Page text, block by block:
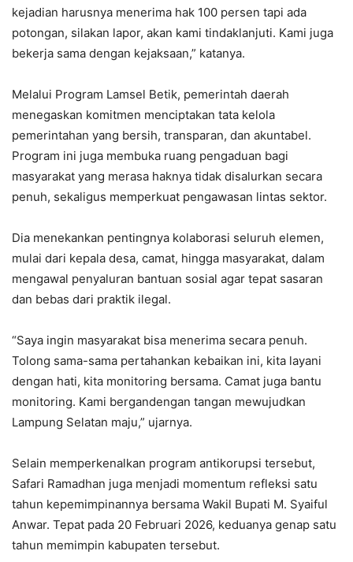
kejadian harusnya menerima hak 100 persen tapi ada
potongan, silakan lapor, akan kami tindaklanjuti. Kami juga
bekerja sama dengan kejaksaan,” katanya.
Melalui Program Lamsel Betik, pemerintah daerah
menegaskan komitmen menciptakan tata kelola
pemerintahan yang bersih, transparan, dan akuntabel.
Program ini juga membuka ruang pengaduan bagi
masyarakat yang merasa haknya tidak disalurkan secara
penuh, sekaligus memperkuat pengawasan lintas sektor.
Dia menekankan pentingnya kolaborasi seluruh elemen,
mulai dari kepala desa, camat, hingga masyarakat, dalam
mengawal penyaluran bantuan sosial agar tepat sasaran
dan bebas dari praktik ilegal.
“Saya ingin masyarakat bisa menerima secara penuh.
Tolong sama-sama pertahankan kebaikan ini, kita layani
dengan hati, kita monitoring bersama. Camat juga bantu
monitoring. Kami bergandengan tangan mewujudkan
Lampung Selatan maju,” ujarnya.
Selain memperkenalkan program antikorupsi tersebut,
Safari Ramadhan juga menjadi momentum refleksi satu
tahun kepemimpinannya bersama Wakil Bupati M. Syaiful
Anwar. Tepat pada 20 Februari 2026, keduanya genap satu
tahun memimpin kabupaten tersebut.